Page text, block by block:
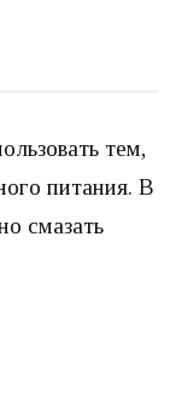
тем,
питания. В
смазать